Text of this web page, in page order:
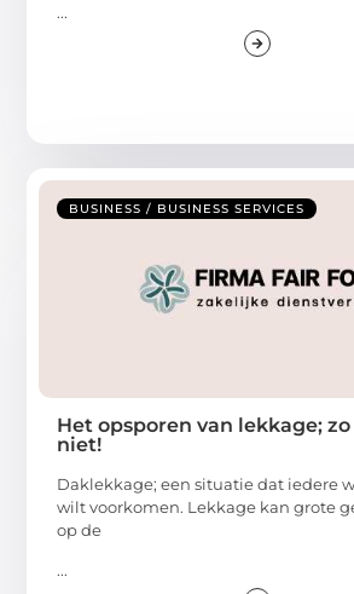
...
BUSINESS / BUSINESS SERVICES
Het opsporen van lekkage;
niet!
Daklekkage; een situatie dat iedere
wilt voorkomen. Lekkage kan grote
op de
...